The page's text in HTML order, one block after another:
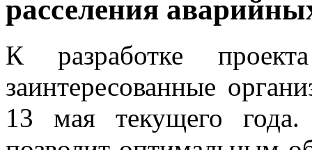
расселения
К разработке
заинтересованные
13 мая текущего